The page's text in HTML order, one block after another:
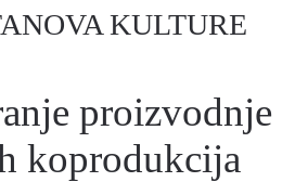
KULTURE
proizvodnje
koprodukcija